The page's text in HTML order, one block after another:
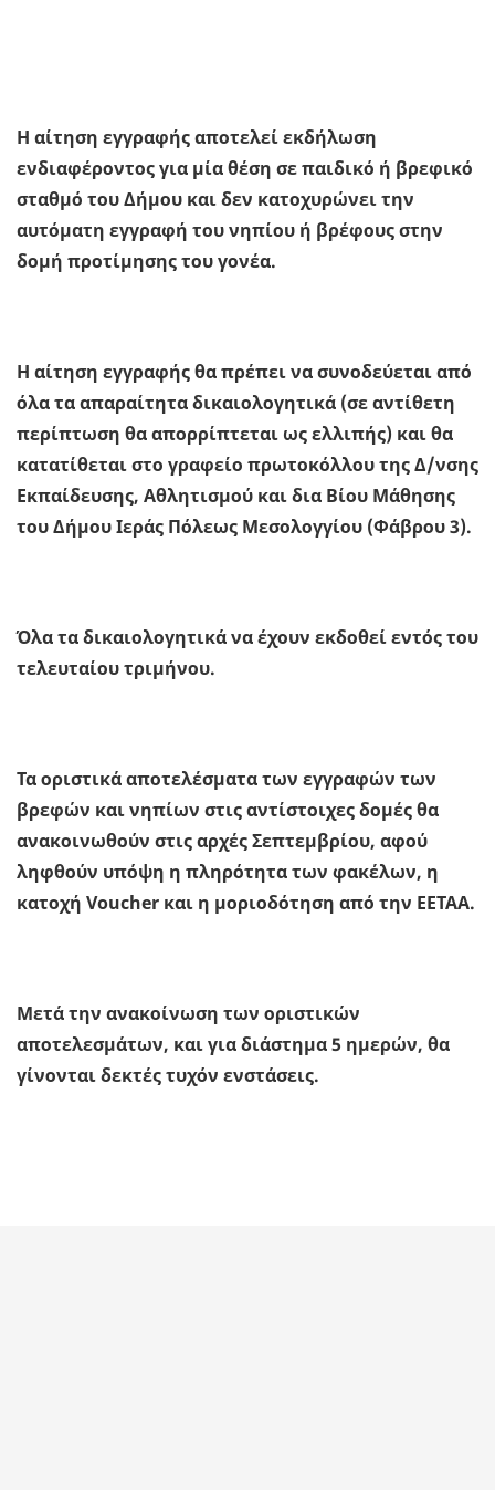
Η αίτηση εγγραφής αποτελεί εκδήλωση
ενδιαφέροντος για μία θέση σε παιδικό ή βρεφικό
σταθμό του Δήμου και δεν κατοχυρώνει την
αυτόματη εγγραφή του νηπίου ή βρέφους στην
δομή προτίμησης του γονέα.
Η αίτηση εγγραφής θα πρέπει να συνοδεύεται από
όλα τα απαραίτητα δικαιολογητικά (σε αντίθετη
περίπτωση θα απορρίπτεται ως ελλιπής) και θα
κατατίθεται στο γραφείο πρωτοκόλλου της Δ/νσης
Εκπαίδευσης, Αθλητισμού και δια Βίου Μάθησης
του Δήμου Ιεράς Πόλεως Μεσολογγίου (Φάβρου 3).
Όλα τα δικαιολογητικά να έχουν εκδοθεί εντός του
τελευταίου τριμήνου.
Τα οριστικά αποτελέσματα των εγγραφών των
βρεφών και νηπίων στις αντίστοιχες δομές θα
ανακοινωθούν στις αρχές Σεπτεμβρίου, αφού
ληφθούν υπόψη η πληρότητα των φακέλων, η
κατοχή Voucher και η μοριοδότηση από την ΕΕΤΑΑ.
Μετά την ανακοίνωση των οριστικών
αποτελεσμάτων, και για διάστημα 5 ημερών, θα
γίνονται δεκτές τυχόν ενστάσεις.